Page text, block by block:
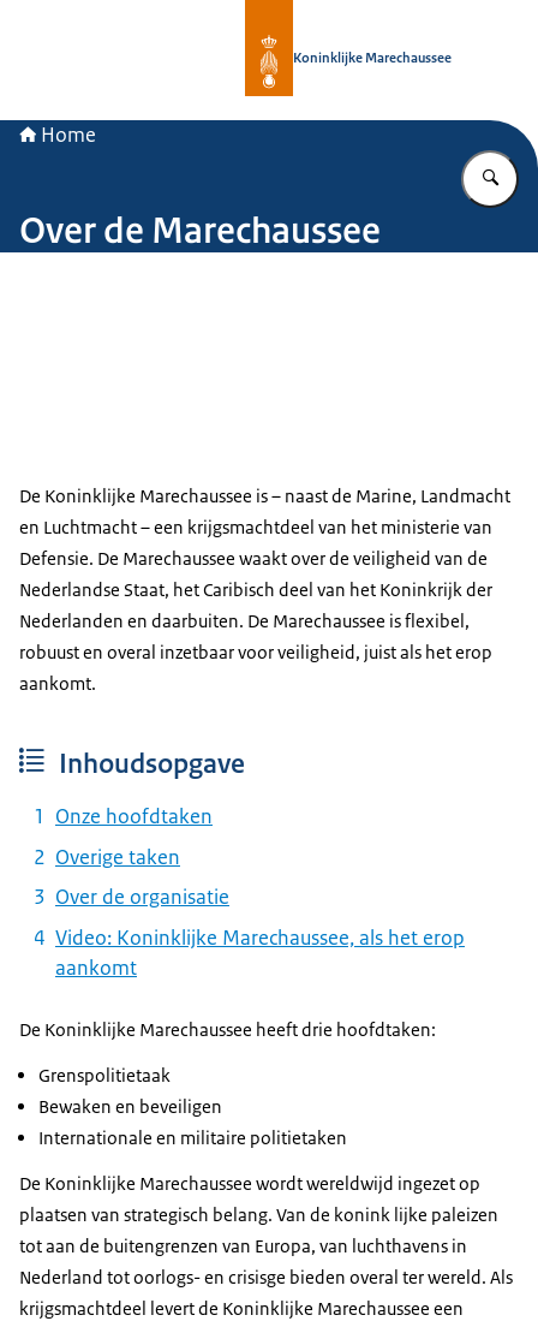
Koninklijke Marechaussee
Home
Over de Marechaussee
De Koninklijke Marechaussee is – naast de Marine, Landmacht
en Luchtmacht – een krijgsmachtdeel van het ministerie van
Defensie. De Marechaussee waakt over de veiligheid van de
Nederlandse Staat, het Caribisch deel van het Koninkrijk der
Nederlanden en daarbuiten. De Marechaussee is flexibel,
robuust en overal inzetbaar voor veiligheid, juist als het erop
aankomt.
Inhoudsopgave
Onze hoofdtaken
Overige taken
Over de organisatie
Video: Koninklijke Marechaussee, als het erop
aankomt
De Koninklijke Marechaussee heeft drie hoofdtaken:
Grenspolitietaak
Bewaken en beveiligen
Internationale en militaire politietaken
De Koninklijke Marechaussee wordt wereldwijd ingezet op
plaatsen van strategisch belang. Van de konink lijke paleizen
tot aan de buitengrenzen van Europa, van luchthavens in
Nederland tot oorlogs- en crisisge bieden overal ter wereld. Als
krijgsmachtdeel levert de Koninklijke Marechaussee een